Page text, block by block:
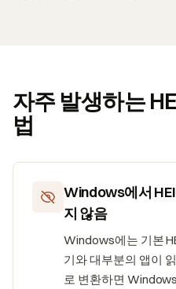
자주 발생하는
법
Windows에서
지 않음
Windows에는 기본
기와 대부분의 앱이
로 변환하면